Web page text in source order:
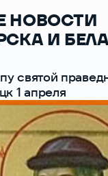
НОВОСТИ
И
святой
1 апреля